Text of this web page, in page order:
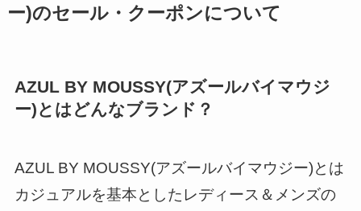
ー)のセール・クーポンについて
AZUL BY MOUSSY(アズールバイマウジ
ー)とはどんなブランド？
AZUL BY MOUSSY(アズールバイマウジー)とは
カジュアルを基本としたレディース＆メンズの